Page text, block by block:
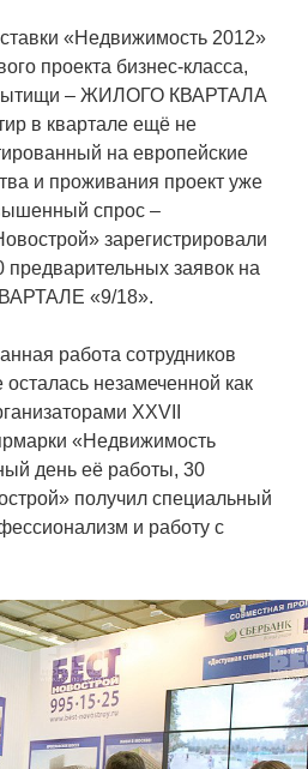
«Недвижимость 2012»
проекта бизнес-класса,
Мытищи – ЖИЛОГО КВАРТАЛА
в квартале ещё не
на европейские
и проживания проект уже
спрос –
зарегистрировали
предварительных заявок на
«9/18».
работа сотрудников
незамеченной как
XXVII
«Недвижимость
день её работы, 30
получил специальный
и работу с